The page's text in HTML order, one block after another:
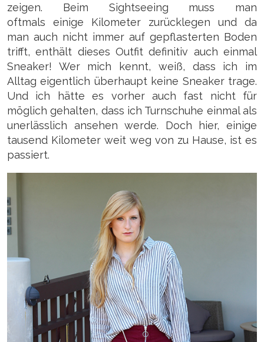
zeigen. Beim Sightseeing muss man
oftmals einige Kilometer zurücklegen und da
man auch nicht immer auf gepflasterten Boden
trifft, enthält dieses Outfit definitiv auch einmal
Sneaker! Wer mich kennt, weiß, dass ich im
Alltag eigentlich überhaupt keine Sneaker trage.
Und ich hätte es vorher auch fast nicht für
möglich gehalten, dass ich Turnschuhe einmal als
unerlässlich ansehen werde. Doch hier, einige
tausend Kilometer weit weg von zu Hause, ist es
passiert.